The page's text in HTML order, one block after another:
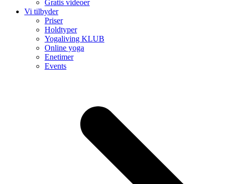
Gratis videoer
Vi tilbyder
Priser
Holdtyper
Yogaliving KLUB
Online yoga
Enetimer
Events